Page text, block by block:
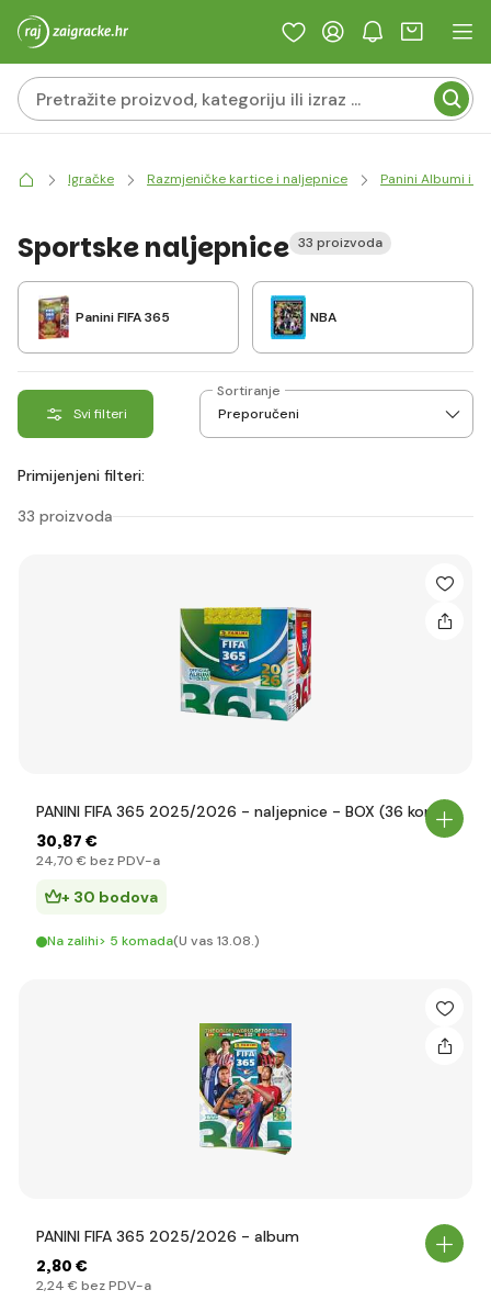
Igračke Razmjeničke kartice i naljepnice Panini Albumi i
Sportske naljepnice 33 proizvoda
Panini FIFA 365 NBA
Svi filteri
Sortiranje
Primijenjeni filteri:
33 proizvoda
PANINI FIFA 365 2025/2026 - naljepnice - BOX (36 kom)
30,87 €
24,70 € bez PDV-a
+ 30 bodova
Na zalihi> 5 komada(U vas 13.08.)
PANINI FIFA 365 2025/2026 - album
2,80 €
2,24 € bez PDV-a